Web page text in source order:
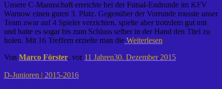
Unsere C-Mannschaft erreichte bei der Futsal-Endrunde im KFV
Warnow einen guten 3. Platz. Gegenüber der Vorrunde musste unser
Team zwar auf 4 Spieler verzichten, spielte aber trotzdem gut mit
und hatte es sogar bis zum Schluss selber in der Hand den Titel zu
holen. Mit 16 Treffern erzielte man die Weiterlesen
Von Marco Förster, vor 11 Jahren30. Dezember 2015
D-Junioren | 2015-2016